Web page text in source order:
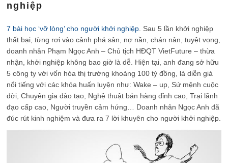
nghiệp
7 bài học ‘vỡ lòng’ cho người khởi nghiệp . Sau 5 lần khởi nghiệp
thất bại, từng rơi vào cảnh phá sản, nợ nần, chán nản, tuyệt vọng,
doanh nhân Phạm Ngọc Anh – Chủ tịch HĐQT VietFuture – thừa
nhận, khởi nghiệp không bao giờ là dễ. Hiện tại, anh đang sở hữu
5 công ty với vốn hóa thị trường khoảng 100 tỷ đồng, là diễn giả
nổi tiếng với các khóa huấn luyện như: Wake – up, Sứ mệnh cuộc
đời, Chuyên gia đào tạo, Nghệ thuật bán hàng đỉnh cao, Trại lãnh
đạo cấp cao, Người truyền cảm hứng… Doanh nhân Ngọc Anh đã
đúc rút kinh nghiệm và đưa ra 7 lời khuyên cho người khởi nghiệp.